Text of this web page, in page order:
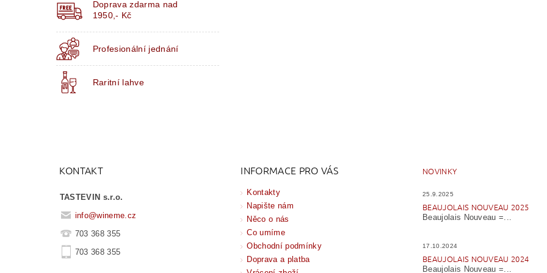
Doprava zdarma nad
1950,- Kč
Profesionální jednání
Raritní lahve
KONTAKT
TASTEVIN s.r.o.
info@wineme.cz
703 368 355
703 368 355
INFORMACE PRO VÁS
Kontakty
Napište nám
Něco o nás
Co umíme
Obchodní podmínky
Doprava a platba
NOVINKY
25.9.2025
BEAUJOLAIS NOUVEAU 2025
Beaujolais Nouveau =...
17.10.2024
BEAUJOLAIS NOUVEAU 2024
Beaujolais Nouveau =...